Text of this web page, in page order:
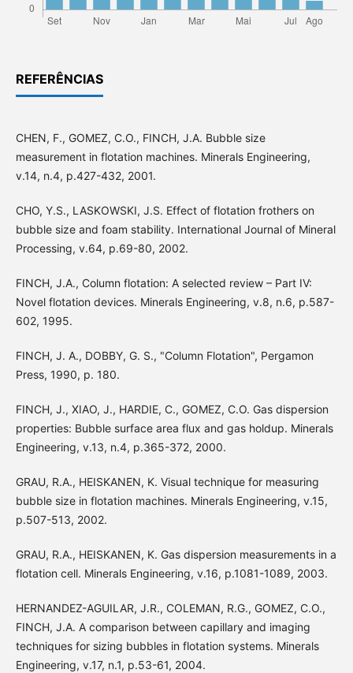
REFERÊNCIAS
CHEN, F., GOMEZ, C.O., FINCH, J.A. Bubble size
measurement in flotation machines. Minerals Engineering,
v.14, n.4, p.427-432, 2001.
CHO, Y.S., LASKOWSKI, J.S. Effect of flotation frothers on
bubble size and foam stability. International Journal of Mineral
Processing, v.64, p.69-80, 2002.
FINCH, J.A., Column flotation: A selected review – Part IV:
Novel flotation devices. Minerals Engineering, v.8, n.6, p.587-
602, 1995.
FINCH, J. A., DOBBY, G. S., "Column Flotation", Pergamon
Press, 1990, p. 180.
FINCH, J., XIAO, J., HARDIE, C., GOMEZ, C.O. Gas dispersion
properties: Bubble surface area flux and gas holdup. Minerals
Engineering, v.13, n.4, p.365-372, 2000.
GRAU, R.A., HEISKANEN, K. Visual technique for measuring
bubble size in flotation machines. Minerals Engineering, v.15,
p.507-513, 2002.
GRAU, R.A., HEISKANEN, K. Gas dispersion measurements in a
flotation cell. Minerals Engineering, v.16, p.1081-1089, 2003.
HERNANDEZ-AGUILAR, J.R., COLEMAN, R.G., GOMEZ, C.O.,
FINCH, J.A. A comparison between capillary and imaging
techniques for sizing bubbles in flotation systems. Minerals
Engineering, v.17, n.1, p.53-61, 2004.